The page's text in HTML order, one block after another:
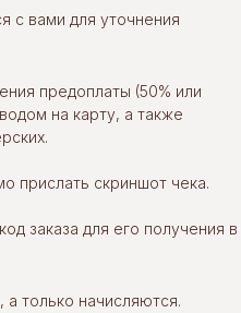
с вами для уточнения
предоплаты (50% или
на карту, а также
прислать скриншот чека.
заказа для его получения в
а только начисляются.